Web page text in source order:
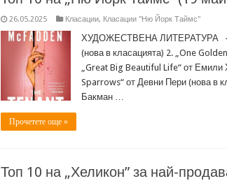
26.05.2025 Класации, Класации "Ню Йорк Таймс"
ХУДОЖЕСТВЕНА ЛИТЕРАТУРА
(нова в класацията) 2. „One
„Great Big Beautiful Life“ от Емили
Sparrows“ от Девни Пери (нова в
Бакман …
Прочетете още »
Топ 10 на „Хеликон” за най-